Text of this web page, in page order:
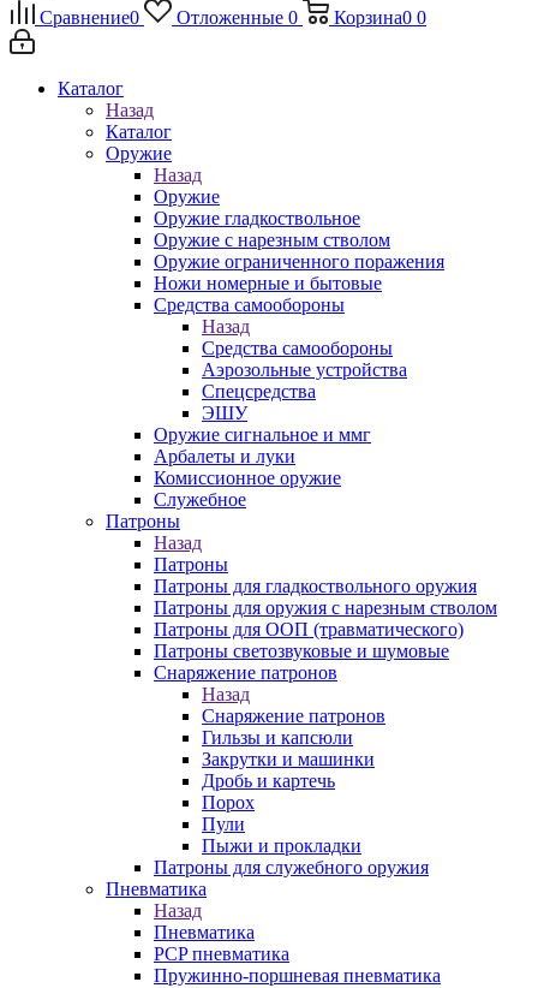
Сравнение0 Отложенные 0 Корзина0 0
Каталог
Назад
Каталог
Оружие
Назад
Оружие
Оружие гладкоствольное
Оружие с нарезным стволом
Оружие ограниченного поражения
Ножи номерные и бытовые
Средства самообороны
Назад
Средства самообороны
Аэрозольные устройства
Спецсредства
ЭШУ
Оружие сигнальное и ммг
Арбалеты и луки
Комиссионное оружие
Служебное
Патроны
Назад
Патроны
Патроны для гладкоствольного оружия
Патроны для оружия с нарезным стволом
Патроны для ООП (травматического)
Патроны светозвуковые и шумовые
Снаряжение патронов
Назад
Снаряжение патронов
Гильзы и капсюли
Закрутки и машинки
Дробь и картечь
Порох
Пули
Пыжи и прокладки
Патроны для служебного оружия
Пневматика
Назад
Пневматика
PCP пневматика
Пружинно-поршневая пневматика